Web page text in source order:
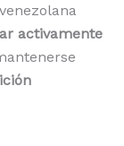
activamente